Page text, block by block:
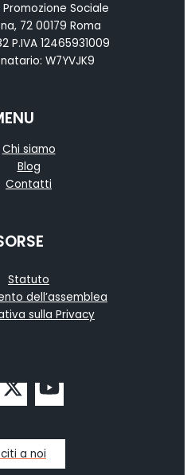
Sociale
72 00179 Roma
P.IVA 12465931009
W7YVJK9
Chi siamo
Blog
Contatti
Statuto
dell’assemblea
sulla Privacy
a noi